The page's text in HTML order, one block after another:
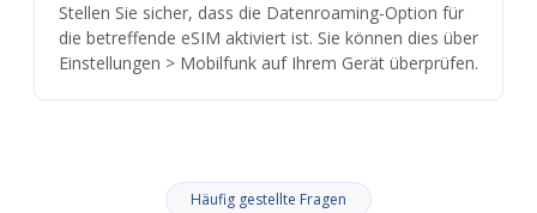
Stellen Sie sicher, dass die Datenroaming-Option für
die betreffende eSIM aktiviert ist. Sie können dies über
Einstellungen > Mobilfunk auf Ihrem Gerät überprüfen.
Häufig gestellte Fragen